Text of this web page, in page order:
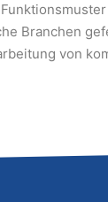
Branchen
von